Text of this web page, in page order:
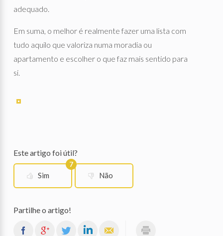
adequado.
Em suma, o melhor é realmente fazer uma lista com
tudo aquilo que valoriza numa moradia ou
apartamento e escolher o que faz mais sentido para
si.
Este artigo foi útil?
Sim
7
Não
Partilhe o artigo!